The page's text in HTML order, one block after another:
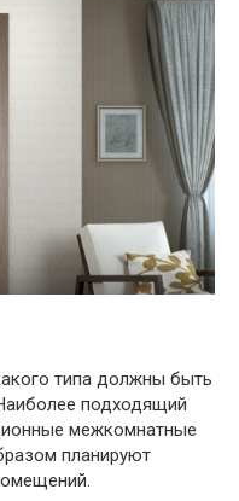
типа должны быть
подходящий
межкомнатные
планируют